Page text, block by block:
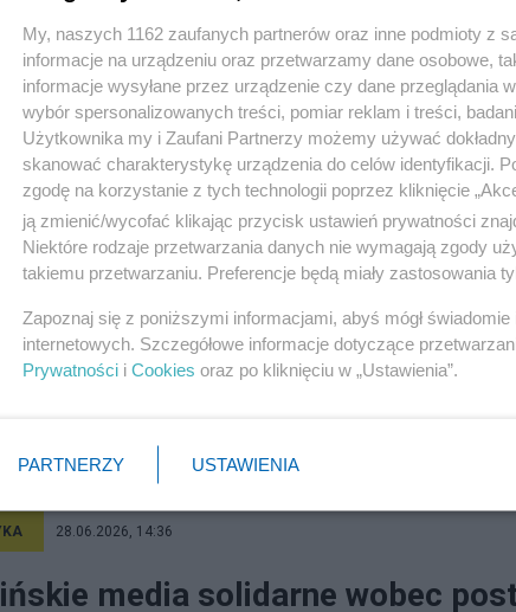
28.06.2026, 14:36
media solidarne wobec
My, naszych 1162 zaufanych partnerów oraz inne podmioty z
informacje na urządzeniu oraz przetwarzamy dane osobowe,
informacje wysyłane przez urządzenie czy dane przeglądania
wybór spersonalizowanych treści, pomiar reklam i treści,
Użytkownika my i Zaufani Partnerzy możemy używać
skanować charakterystykę urządzenia do celów identyfikacji.
zgodę na korzystanie z tych technologii poprzez kliknięcie
ją zmienić/wycofać klikając przycisk ustawień prywatności
Niektóre rodzaje przetwarzania danych nie wymagają zgody
takiemu przetwarzaniu. Preferencje będą miały zastosowania
Zapoznaj się z poniższymi informacjami, abyś mógł
internetowych. Szczegółowe informacje dotyczące
Prywatności i Cookies oraz po kliknięciu w „Ustawienia”.
PARTNERZY USTAWIENIA